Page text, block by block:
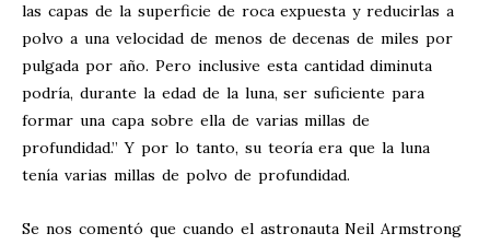
las capas de la superficie de roca expuesta y reducirlas a
polvo a una velocidad de menos de decenas de miles por
pulgada por año. Pero inclusive esta cantidad diminuta
podría, durante la edad de la luna, ser suficiente para
formar una capa sobre ella de varias millas de
profundidad.” Y por lo tanto, su teoría era que la luna
tenía varias millas de polvo de profundidad.
Se nos comentó que cuando el astronauta Neil Armstrong